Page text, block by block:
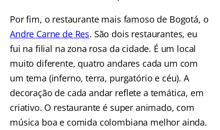
Por fim, o restaurante mais famoso de Bogotá, o
Andre Carne de Res. São dois restaurantes, eu
fui na filial na zona rosa da cidade. É um local
muito diferente, quatro andares cada um com
um tema (inferno, terra, purgatório e céu). A
decoração de cada andar reflete a temática, em
criativo. O restaurante é super animado, com
música boa e comida colombiana melhor ainda.